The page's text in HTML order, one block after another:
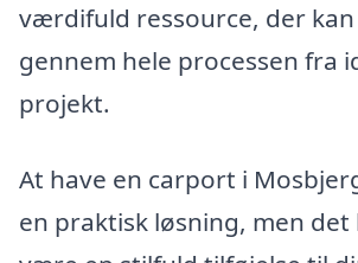
værdifuld ressource, der
gennem hele processen fra
projekt.
At have en carport i
en praktisk løsning, men det